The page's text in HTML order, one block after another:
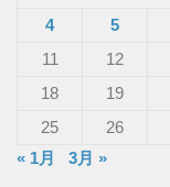
4
5
11
12
18
19
25
26
« 1月
3月 »